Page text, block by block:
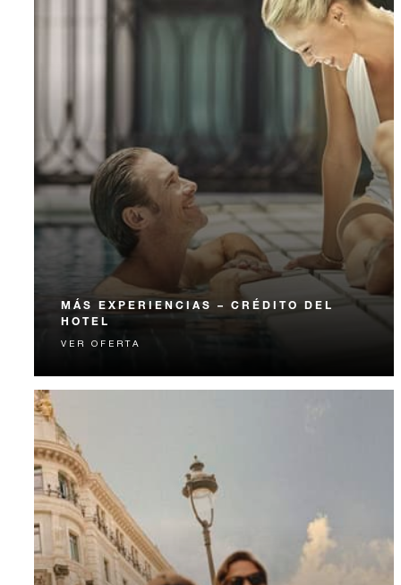
MÁS EXPERIENCIAS – CRÉDITO DEL
HOTEL
Viva momentos inolvidables con un crédito para
VER OFERTA